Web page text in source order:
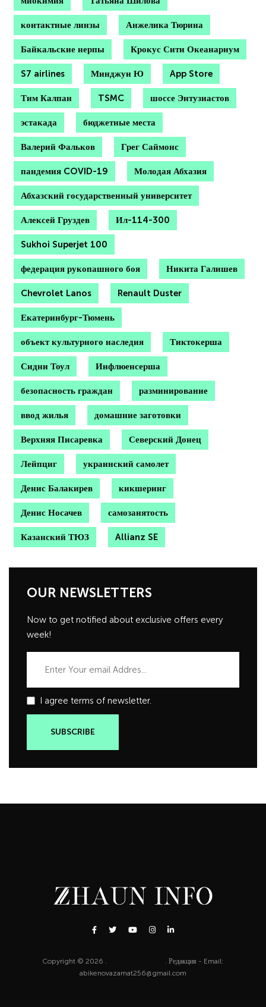
контактные линзы Анжелика Тюрина
Байкальские нерпы Крокус Сити Океанариум
S7 airlines Минджун Ю App Store
Тим Калпан TSMC шоссе Энтузиастов
эстакада бюджетные места
Валерий Фальков Грег Саймонс
пандемия COVID-19 Молодая Абхазия
Абхазский государственный университет
Алексей Груздев Ил-114-300
Sukhoi Superjet 100
федерация рукопашного боя Никита Галишев
Chevrolet Lanos Renault Duster
Екатеринбург-Тюмень
объект культурного наследия Тиктокерша
Сидни Тоул Инфлюенсерша
безопасность граждан разминирование
ввод жилья домашние заготовки
Верхняя Писаревка Северский Донец
Лейпциг украинский самолет
Денис Балакирев кикшеринг
Денис Носачев самозанятость
Казанский ТЮЗ Allianz SE
OUR NEWSLETTERS
Now to get notified about exclusive offers every
week!
I agree terms of newsletter.
Copyright © 2026 .
. Редакция - Email:
abikenovazamat256@gmail.com